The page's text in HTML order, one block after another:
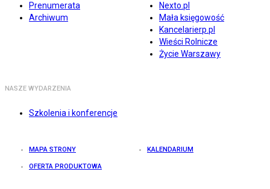
Prenumerata
Archiwum
Nexto.pl
Mała księgowość
Kancelarierp.pl
Wieści Rolnicze
Życie Warszawy
NASZE WYDARZENIA
Szkolenia i konferencje
MAPA STRONY KALENDARIUM
OFERTA PRODUKTOWA